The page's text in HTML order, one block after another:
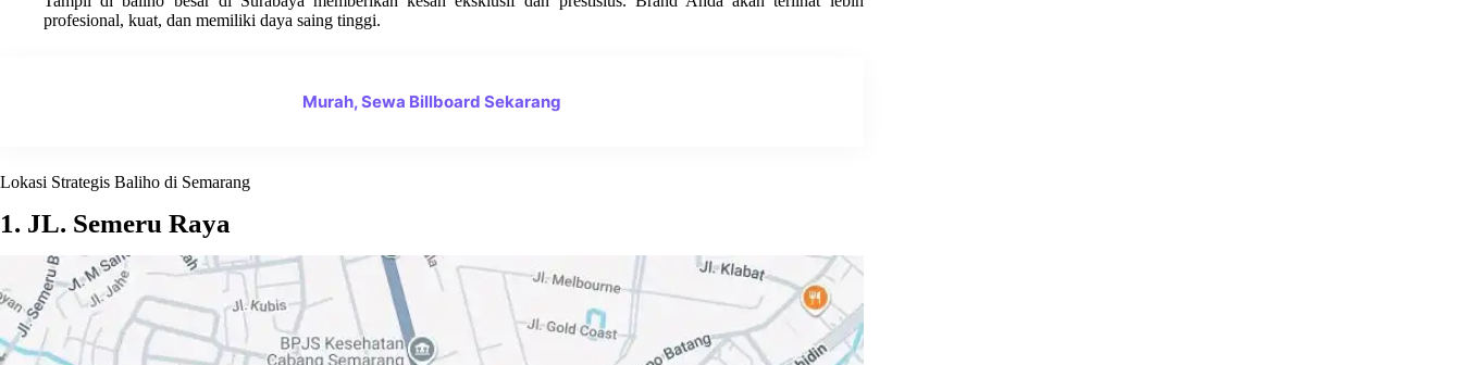
profesional, kuat, dan memiliki daya saing tinggi.
Murah, Sewa Billboard Sekarang
Lokasi Strategis Baliho di Semarang
1. JL. Semeru Raya